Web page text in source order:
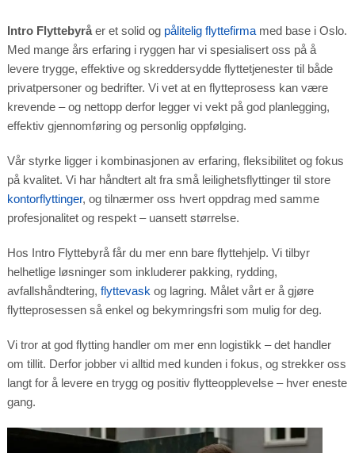
Intro Flyttebyråer et solid og pålitelig flyttefirmamed base i Oslo.
Med mange års erfaring i ryggen har vi spesialisert oss på å
levere trygge, effektive og skreddersydde flyttetjenester til både
privatpersoner og bedrifter. Vi vet at en flytteprosess kan være
krevende – og nettopp derfor legger vi vekt på god planlegging,
effektiv gjennomføring og personlig oppfølging.
Vår styrke ligger i kombinasjonen av erfaring, fleksibilitet og fokus
på kvalitet. Vi har håndtert alt fra små leilighetsflyttinger til store
kontorflyttinger, og tilnærmer oss hvert oppdrag med samme
profesjonalitet og respekt – uansett størrelse.
Hos Intro Flyttebyrå får du mer enn bare flyttehjelp. Vi tilbyr
helhetlige løsninger som inkluderer pakking, rydding,
avfallshåndtering, flyttevask og lagring. Målet vårt er å gjøre
flytteprosessen så enkel og bekymringsfri som mulig for deg.
Vi tror at god flytting handler om mer enn logistikk – det handler
om tillit. Derfor jobber vi alltid med kunden i fokus, og strekker oss
langt for å levere en trygg og positiv flytteopplevelse – hver eneste
gang.
as well as
possible
during your
visit. If you
refuse these
cookies,
functionality
disappear
website.
By sharing
interests
behavior as
you visit our
chance of
personalized
content and
offers.